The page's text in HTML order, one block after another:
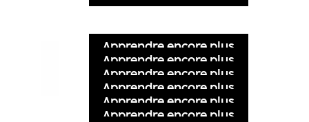
Apprendre encore plus
Apprendre encore plus
Apprendre encore plus
Apprendre encore plus
Apprendre encore plus
Apprendre encore plus